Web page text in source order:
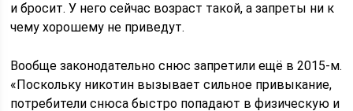
и бросит. У него сейчас возраст такой, а запреты ни к
чему хорошему не приведут.
Вообще законодательно снюс запретили ещё в 2015-м.
«Поскольку никотин вызывает сильное привыкание,
потребители снюса быстро попадают в физическую и